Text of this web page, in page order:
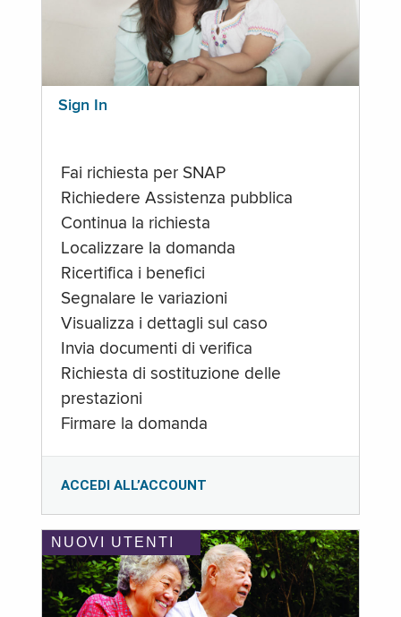
Sign In
Fai richiesta per SNAP
Richiedere Assistenza pubblica
Continua la richiesta
Localizzare la domanda
Ricertifica i benefici
Segnalare le variazioni
Visualizza i dettagli sul caso
Invia documenti di verifica
Richiesta di sostituzione delle
prestazioni
Firmare la domanda
ACCEDI ALL’ACCOUNT
NUOVI UTENTI